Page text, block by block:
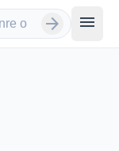
arrow_forward menu